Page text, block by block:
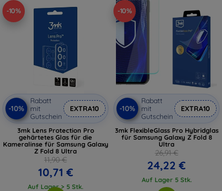
-10%
-10%
Rabatt
mit
Gutschein
EXTRA10
3mk Lens Protection Pro
gehärtetes Glas für die
Kameralinse für Samsung Galaxy
Z Fold 8 Ultra
11,90 €
10,71 €
Auf Lager > 5 Stk.
-10%
-10%
Rabatt
mit
Gutschein
EXTRA10
3mk FlexibleGlass Pro Hybridglas
für Samsung Galaxy Z Fold 8
Ultra
26,91 €
24,22 €
Auf Lager 5 Stk.